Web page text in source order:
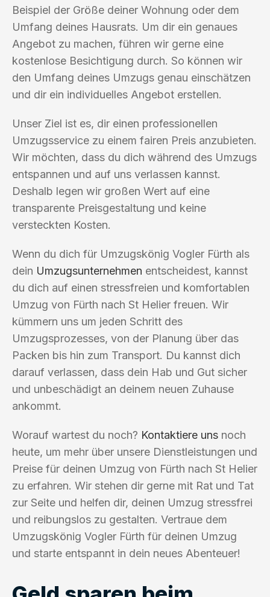
Beispiel der Größe deiner Wohnung oder dem
Umfang deines Hausrats. Um dir ein genaues
Angebot zu machen, führen wir gerne eine
kostenlose Besichtigung durch. So können wir
den Umfang deines Umzugs genau einschätzen
und dir ein individuelles Angebot erstellen.
Unser Ziel ist es, dir einen professionellen
Umzugsservice zu einem fairen Preis anzubieten.
Wir möchten, dass du dich während des Umzugs
entspannen und auf uns verlassen kannst.
Deshalb legen wir großen Wert auf eine
transparente Preisgestaltung und keine
versteckten Kosten.
Wenn du dich für Umzugskönig Vogler Fürth als
dein Umzugsunternehmen entscheidest, kannst
du dich auf einen stressfreien und komfortablen
Umzug von Fürth nach St Helier freuen. Wir
kümmern uns um jeden Schritt des
Umzugsprozesses, von der Planung über das
Packen bis hin zum Transport. Du kannst dich
darauf verlassen, dass dein Hab und Gut sicher
und unbeschädigt an deinem neuen Zuhause
ankommt.
Worauf wartest du noch? Kontaktiere uns noch
heute, um mehr über unsere Dienstleistungen und
Preise für deinen Umzug von Fürth nach St Helier
zu erfahren. Wir stehen dir gerne mit Rat und Tat
zur Seite und helfen dir, deinen Umzug stressfrei
und reibungslos zu gestalten. Vertraue dem
Umzugskönig Vogler Fürth für deinen Umzug
und starte entspannt in dein neues Abenteuer!